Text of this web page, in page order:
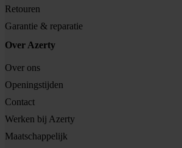
Retouren
Garantie & reparatie
Over Azerty
Over ons
Openingstijden
Contact
Werken bij Azerty
Maatschappelijk